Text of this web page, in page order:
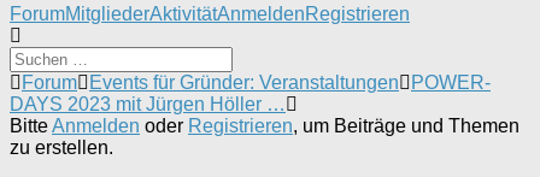
Forum-
Navigation
ForumMitgliederAktivitätAnmeldenRegistrieren
Forum-
Breadcrumbs
-
Du
Forum Events für Gründer: Veranstaltungen
POWER-
DAYS 2023 mit Jürgen Höller …
BitteAnmelden oder Registrieren, um Beiträge und Themen
zu erstellen.